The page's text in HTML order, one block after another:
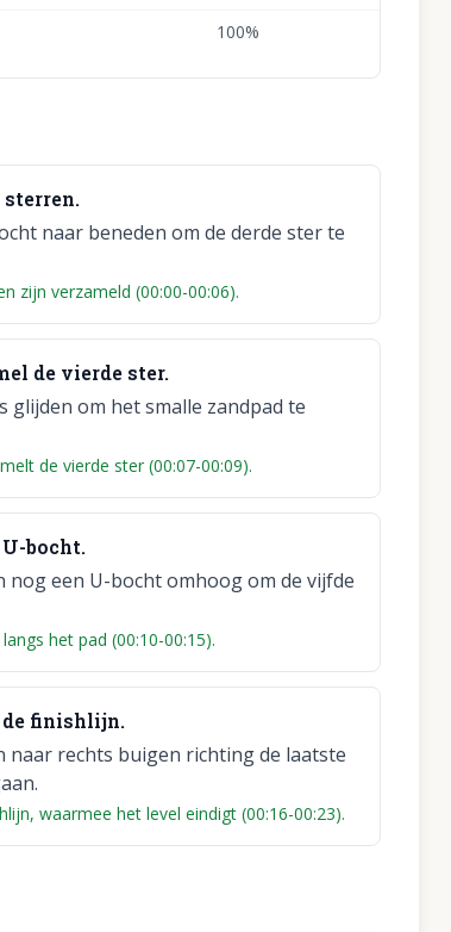
100%
sterren.
naar beneden om de derde ster te
zijn verzameld (00:00-00:06).
de vierde ster.
glijden om het smalle zandpad te
de vierde ster (00:07-00:09).
bocht.
nog een U-bocht omhoog om de vijfde
het pad (00:10-00:15).
de finishlijn.
naar rechts buigen richting de laatste
waarmee het level eindigt (00:16-00:23).